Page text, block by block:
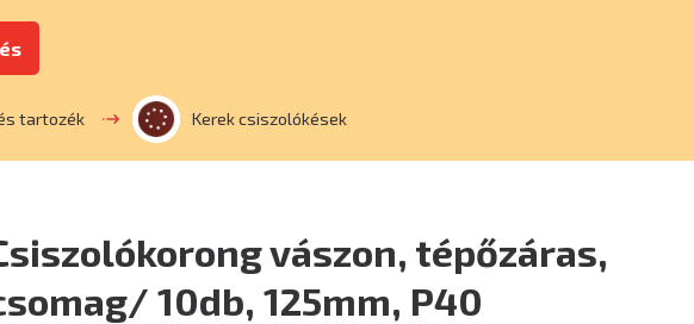
tartozék Kerek csiszolókések
vászon, tépőzáras,
10db, 125mm, P40